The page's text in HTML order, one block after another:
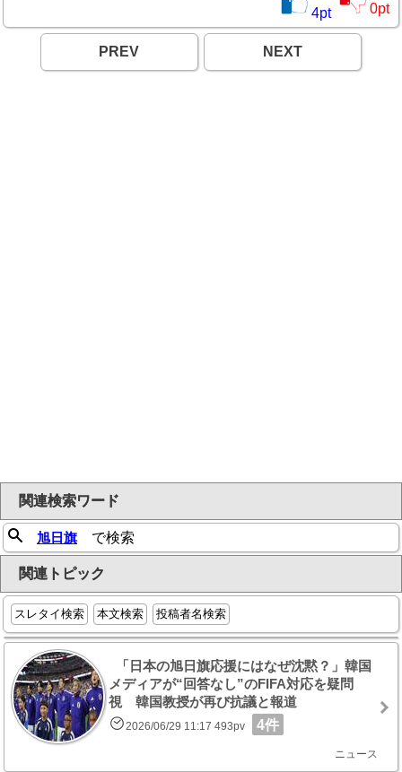
4pt 0pt
PREV NEXT
関連検索ワード
旭日旗 で検索
関連トピック
スレタイ検索 本文検索 投稿者名検索
「日本の旭日旗応援にはなぜ沈黙？」韓国
メディアが“回答なし”のFIFA対応を疑問
視 韓国教授が再び抗議と報道
2026/06/29 11:17 493pv 4件
ニュース